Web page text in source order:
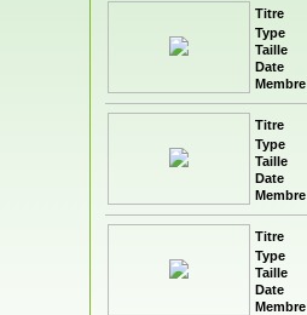
Titre
Type
Taille
Date
Membre
Titre
Type
Taille
Date
Membre
Titre
Type
Taille
Date
Membre